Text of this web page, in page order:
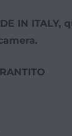
IN ITALY,